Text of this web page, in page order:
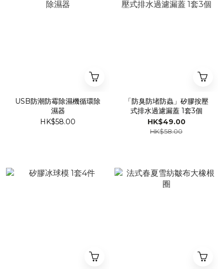
USB防潮防霉除濕機循環除
濕器
HK$58.00
「防臭防堵防蟲」矽膠按壓
式排水過濾漏蓋 1套3個
HK$49.00
HK$58.00